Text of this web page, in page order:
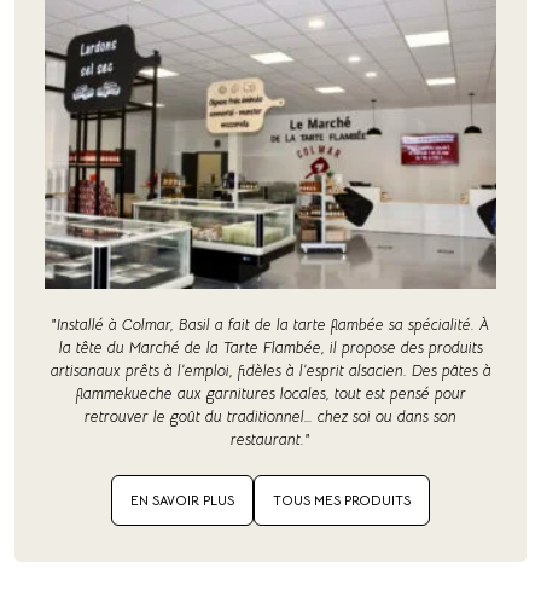
"Installé à Colmar, Basil a fait de la tarte flambée sa spécialité. À
la tête du Marché de la Tarte Flambée, il propose des produits
artisanaux prêts à l’emploi, fidèles à l’esprit alsacien. Des pâtes à
flammekueche aux garnitures locales, tout est pensé pour
retrouver le goût du traditionnel… chez soi ou dans son
restaurant."
EN SAVOIR PLUS TOUS MES PRODUITS